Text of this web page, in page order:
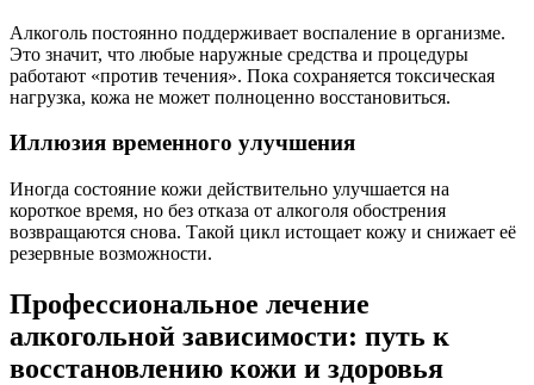
Алкоголь постоянно поддерживает воспаление в организме.
Это значит, что любые наружные средства и процедуры
работают «против течения». Пока сохраняется токсическая
нагрузка, кожа не может полноценно восстановиться.
Иллюзия временного улучшения
Иногда состояние кожи действительно улучшается на
короткое время, но без отказа от алкоголя обострения
возвращаются снова. Такой цикл истощает кожу и снижает её
резервные возможности.
Профессиональное лечение
алкогольной зависимости: путь к
восстановлению кожи и здоровья